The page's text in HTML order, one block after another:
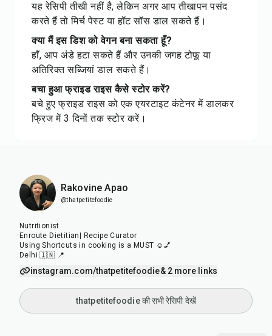
यह रेसिपी तीखी नहीं है, लेकिन अगर आप तीखापन पसंद
करते हैं तो मिर्च पेस्ट या हॉट सॉस डाल सकते हैं।
क्या मैं इस डिश को वेगन बना सकता हूँ?
हाँ, आप अंडे हटा सकते हैं और उनकी जगह टोफू या
अतिरिक्त सब्जियां डाल सकते हैं।
बचा हुआ फ्राइड राइस कैसे स्टोर करें?
बचे हुए फ्राइड राइस को एक एयरटाइट कंटेनर में डालकर
फ्रिज में 3 दिनों तक स्टोर करें।
Rakovine Apao
@thatpetitefoodie
Nutritionist
Enroute Dietitian| Recipe Curator
Using Shortcuts in cooking is a MUST ☺️💅
Delhi 🇮🇳 📍
instagram.com/thatpetitefoodie& 2 more links
thatpetitefoodie की सभी रेसिपी देखें